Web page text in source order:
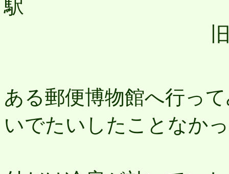
ある郵便博物館へ行っ
いでたいしたことなか